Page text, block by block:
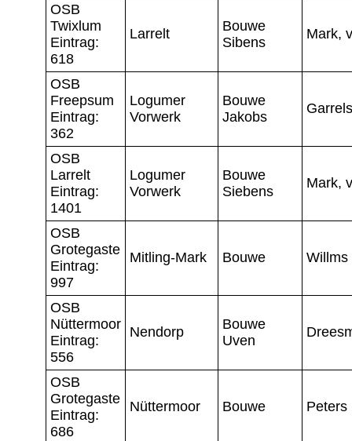
OSB
Twixlum
Eintrag:
618
Larrelt
Bouwe
Sibens
Mark,
OSB
Freepsum
Eintrag:
362
Logumer
Vorwerk
Bouwe
Jakobs
Garrels
OSB
Larrelt
Eintrag:
1401
Logumer
Vorwerk
Bouwe
Siebens
Mark,
OSB
Grotegaste
Eintrag:
997
Mitling-Mark Bouwe Willms
OSB
Nüttermoor
Eintrag:
556
Nendorp
Bouwe
Uven
OSB
Grotegaste
Eintrag:
686
Nüttermoor Bouwe Peters